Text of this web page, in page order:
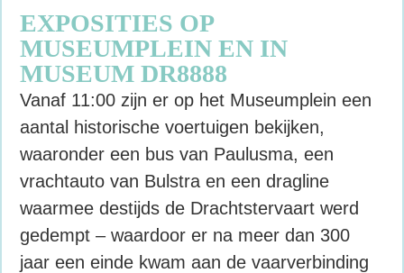
EXPOSITIES OP
MUSEUMPLEIN EN IN
MUSEUM DR8888
Vanaf 11:00 zijn er op het Museumplein een
aantal historische voertuigen bekijken,
waaronder een bus van Paulusma, een
vrachtauto van Bulstra en een dragline
waarmee destijds de Drachtstervaart werd
gedempt – waardoor er na meer dan 300
jaar een einde kwam aan de vaarverbinding